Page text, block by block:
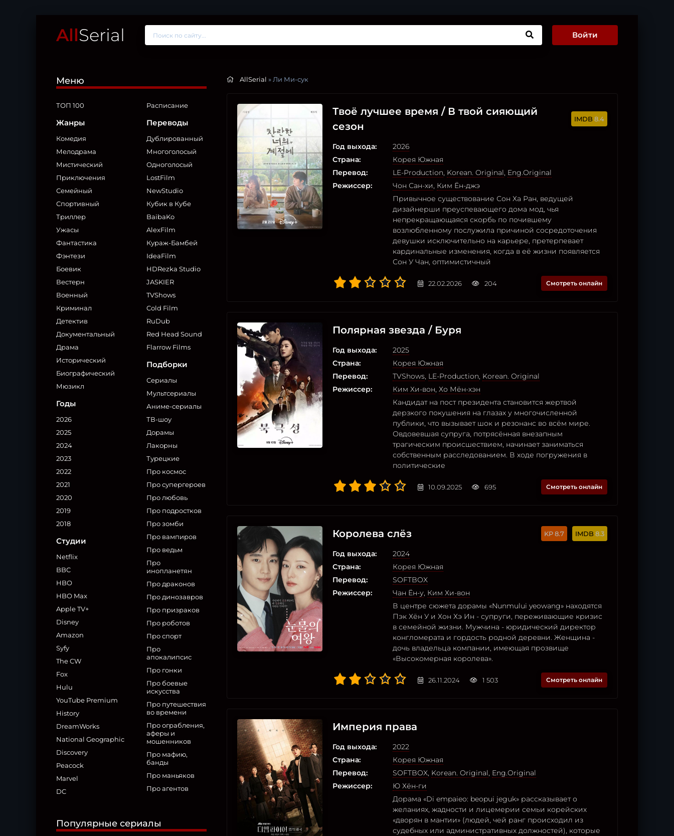
AllSerial Войти
Меню
ТОП 100
Жанры
Комедия
Мелодрама
Мистический
Приключения
Семейный
Спортивный
Триллер
Ужасы
Фантастика
Фэнтези
Боевик
Вестерн
Военный
Криминал
Детектив
Документальный
Драма
Исторический
Биографический
Мюзикл
Годы
2026
2025
2024
2023
2022
2021
2020
2019
2018
Студии
Netflix
BBC
HBO
HBO Max
Apple TV+
Disney
Amazon
Syfy
The CW
Fox
Hulu
YouTube Premium
History
DreamWorks
National Geographic
Discovery
Peacock
Marvel
DC
Расписание
Переводы
Дублированный
Многоголосый
Одноголосый
LostFilm
NewStudio
Кубик в Кубе
BaibaKo
AlexFilm
Кураж-Бамбей
IdeaFilm
HDRezka Studio
JASKIER
TVShows
Cold Film
RuDub
Red Head Sound
Flarrow Films
Подборки
Сериалы
Мультсериалы
Аниме-сериалы
ТВ-шоу
Дорамы
Лакорны
Турецкие
Про космос
Про супергероев
Про любовь
Про подростков
Про зомби
Про вампиров
Про ведьм
Про
инопланетян
Про драконов
Про динозавров
Про призраков
Про роботов
Про спорт
Про
апокалипсис
Про гонки
Про боевые
искусства
Про путешествия
во времени
Про ограбления,
аферы и
мошенников
Про мафию,
банды
Про маньяков
Про агентов
Популярные сериалы
AllSerial » Ли Ми-сук
Твоё лучшее время / В твой сияющий
сезон
8.4
Год выхода:
2026
Страна:
Корея Южная
Перевод:
LE-Production, Korean. Original, Eng.Original
Режиссер:
Чон Сан-хи, Ким Ён-джэ
Привычное существование Сон Ха Ран, ведущей
дизайнерши преуспевающего дома мод, чья
непрекращающаяся скорбь по почившему
возлюбленному послужила причиной сосредоточения
девушки исключительно на карьере, претерпевает
кардинальные изменения, когда в её жизни появляется
Сон У Чан, оптимистичный
22.02.2026 204 Смотреть онлайн
Полярная звезда / Буря
Год выхода:
2025
Страна:
Корея Южная
Перевод:
TVShows, LE-Production, Korean. Original
Режиссер:
Ким Хи-вон, Хо Мён-хэн
Кандидат на пост президента становится жертвой
дерзкого покушения на глазах у многочисленной
публики, что вызывает шок и резонанс во всём мире.
Овдовевшая супруга, потрясённая внезапным
трагическим происшествием, начинает заниматься
собственным расследованием. В ходе погружения в
политические
10.09.2025 695 Смотреть онлайн
Королева слёз 8.7 8.3
Год выхода:
2024
Страна:
Корея Южная
Перевод:
SOFTBOX
Режиссер:
Чан Ён-у, Ким Хи-вон
В центре сюжета дорамы «Nunmului yeowang» находятся
Пэк Хён У и Хон Хэ Ин - супруги, переживающие кризис
в семейной жизни. Мужчина - юридический директор
конгломерата и гордость родной деревни. Женщина -
дочь владельца компании, имеющая прозвище
«Высокомерная королева».
26.11.2024 1 503 Смотреть онлайн
Империя права
Год выхода:
2022
Страна:
Корея Южная
Перевод:
SOFTBOX, Korean. Original, Eng.Original
Режиссер:
Ю Хён-ги
Дорама «Di empaieo: beopui jeguk» рассказывает о
желаниях, жадности и лицемерии семьи корейских
«дворян в мантии» (людей, чей ранг происходил из
судебных или административных должностей), которые